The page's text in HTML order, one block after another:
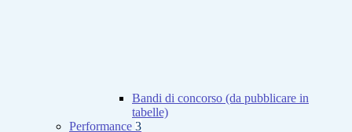
Bandi di concorso (da pubblicare in
tabelle)
Performance 3